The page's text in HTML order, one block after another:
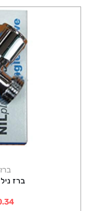
ברז ניל